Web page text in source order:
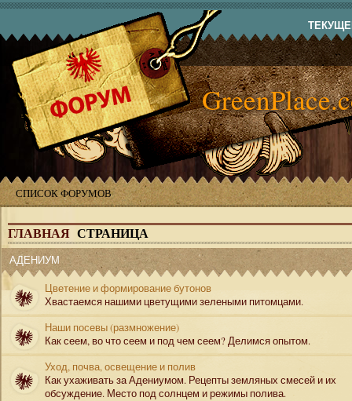
СПИСОК ФОРУМОВ
ГЛАВНАЯ СТРАНИЦА
АДЕНИУМ
Цветение и формирование бутонов
Хвастаемся нашими цветущими зелеными питомцами.
Наши посевы (размножение)
Как сеем, во что сеем и под чем сеем? Делимся опытом.
Уход, почва, освещение и полив
Как ухаживать за Адениумом. Рецепты земляных смесей и их
обсуждение. Место под солнцем и режимы полива.